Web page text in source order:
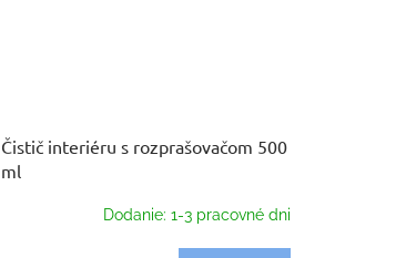
Čistič interiéru s rozprašovačom 500
ml
Dodanie: 1-3 pracovné dni